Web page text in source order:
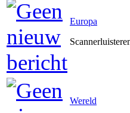
Europa
Wereld